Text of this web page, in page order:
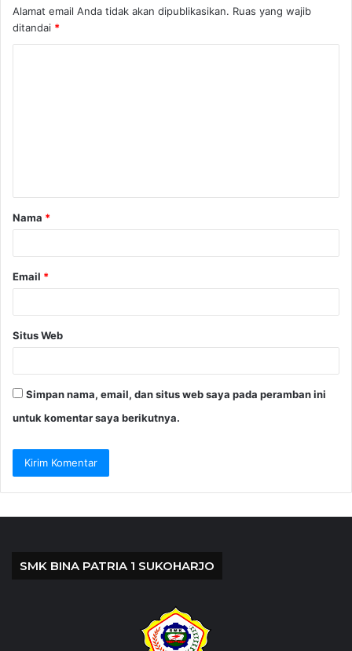
Alamat email Anda tidak akan dipublikasikan. Ruas yang wajib
ditandai *
a
r
Nama *
Email *
Situs Web
Simpan nama, email, dan situs web saya pada peramban ini
untuk komentar saya berikutnya.
SMK BINA PATRIA 1 SUKOHARJO